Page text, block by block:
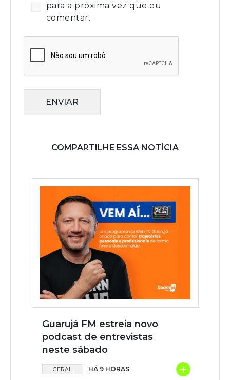
para a próxima vez que eu
comentar.
ENVIAR
COMPARTILHE ESSA NOTÍCIA
Guarujá FM estreia novo
podcast de entrevistas
neste sábado
GERAL HÁ 9 HORAS +